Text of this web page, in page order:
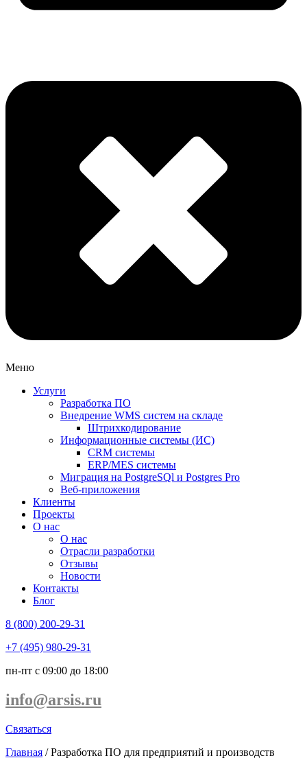
Меню
Услуги
Разработка ПО
Внедрение WMS систем на складе
Штрихкодирование
Информационные системы (ИС)
CRM системы
ERP/MES системы
Миграция на PostgreSQl и Postgres Pro
Веб-приложения
Клиенты
Проекты
О нас
О нас
Отрасли разработки
Отзывы
Новости
Контакты
Блог
8 (800) 200-29-31
+7 (495) 980-29-31
пн-пт с 09:00 до 18:00
info@arsis.ru
Связаться
Главная /Разработка ПО для предприятий и производств